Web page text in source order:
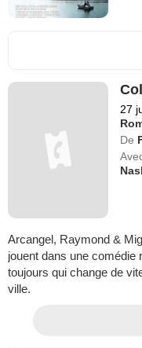
27
De
Arcangel, Raymond &
jouent dans une comédie
toujours qui change de
ville.